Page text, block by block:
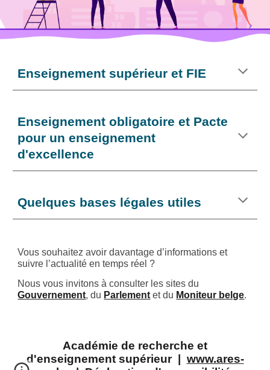
Enseignement supérieur et FIE
Enseignement obligatoire et Pacte
pour un enseignement
d'excellence
Quelques bases légales utiles
Vous souhaitez avoir davantage d’informations et
suivre l’actualité en temps réel ?
Nous vous invitons à consulter les sites du
Gouvernement, du Parlement et du Moniteur belge.
Académie de recherche et
d'enseignement supérieur | www.ares-